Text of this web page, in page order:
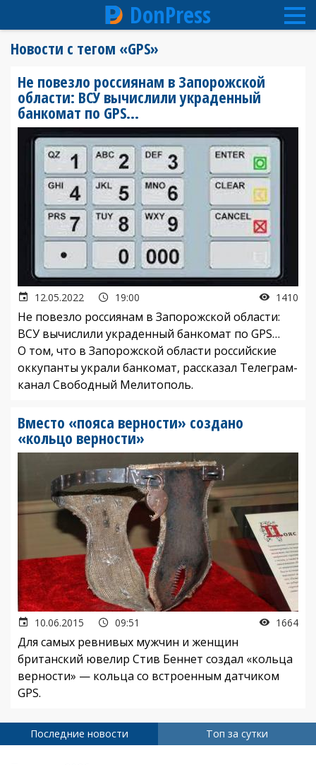
содержанию
DonPress
Новости с тегом «GPS»
Не повезло россиянам в Запорожской
области: ВСУ вычислили украденный
банкомат по GPS…
12.05.2022 19:00 1410
Не повезло россиянам в Запорожской области:
ВСУ вычислили украденный банкомат по GPS…
О том, что в Запорожской области российские
оккупанты украли банкомат, рассказал Телеграм-
канал Свободный Мелитополь.
Вместо «пояса верности» создано
«кольцо верности»
10.06.2015 09:51 1664
Для самых ревнивых мужчин и женщин
британский ювелир Стив Беннет создал «кольца
верности» — кольца со встроенным датчиком
GPS.
Последние новости Топ за сутки